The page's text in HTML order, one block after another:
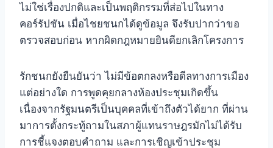
ไม่ใช่เรื่องปกติและเป็นพฤติกรรมที่ส่อไปในทาง
คอร์รัปชัน เมื่อไชยชนกได้ดูข้อมูล จึงรับปากว่าขอ
ตรวจสอบก่อน หากผิดกฎหมายยินดียกเลิกโครงการ
รักชนกยังยืนยันว่า ไม่มีข้อตกลงหรือดีลทางการเมือง
แต่อย่างใด การพูดคุยกลางห้องประชุมเกิดขึ้น
เนื่องจากรัฐมนตรีเป็นบุคคลที่เข้าถึงตัวได้ยาก ที่ผ่าน
มาการตั้งกระทู้ถามในสภาผู้แทนราษฎรมักไม่ได้รับ
การชี้แจงตอบคำถาม และการเชิญเข้าประชุม